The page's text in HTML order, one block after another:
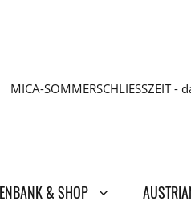
MICA-SOMMERSCHLIESSZEIT
& SHOP